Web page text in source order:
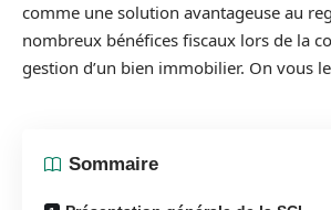
comme une solution avantageuse au
nombreux bénéfices fiscaux lors de la
gestion d’un bien immobilier. On vous
Sommaire